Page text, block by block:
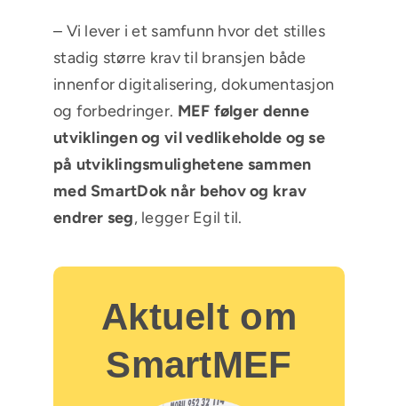
– Vi lever i et samfunn hvor det stilles
stadig større krav til bransjen både
innenfor digitalisering, dokumentasjon
og forbedringer. MEF følger denne
utviklingen og vil vedlikeholde og se
på utviklingsmulighetene sammen
med SmartDok når behov og krav
endrer seg, legger Egil til.
Aktuelt om
SmartMEF